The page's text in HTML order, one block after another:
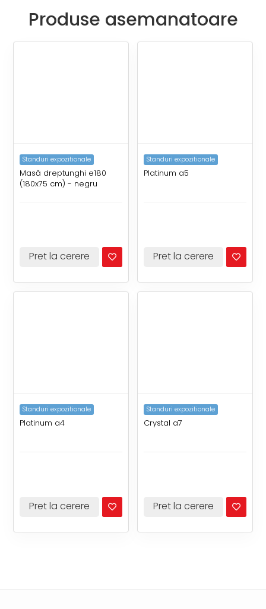
Produse asemanatoare
Standuri expozitionale
Masă dreptunghi e180
(180x75 cm) - negru
Pret la cerere
Standuri expozitionale
Platinum a5
Pret la cerere
Standuri expozitionale
Platinum a4
Pret la cerere
Standuri expozitionale
Crystal a7
Pret la cerere